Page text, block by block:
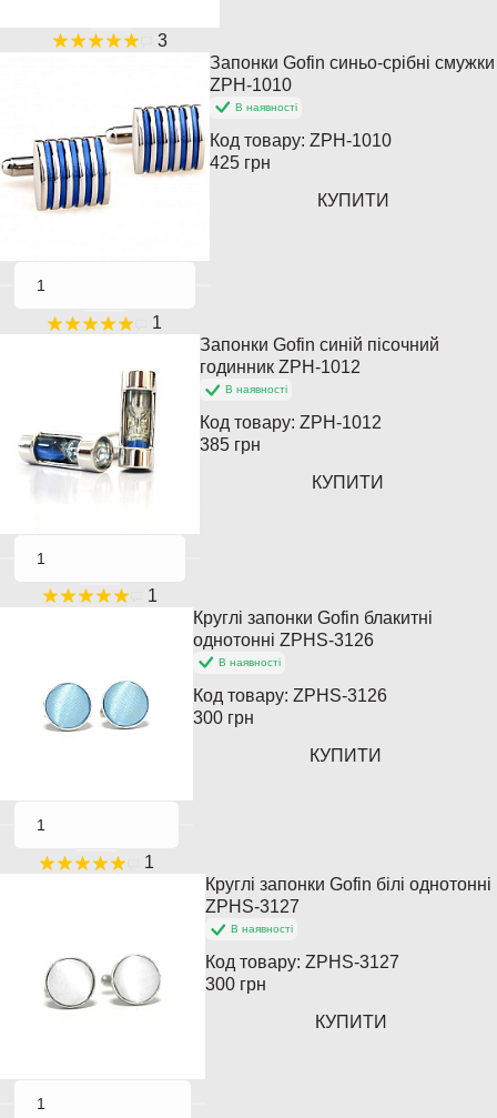
3
1
Запонки Gofin синьо-срібні смужки
ZPH-1010
В наявності
Код товару: ZPH-1010
425 грн
КУПИТИ
1
Запонки Gofin синій пісочний
годинник ZPH-1012
В наявності
Код товару: ZPH-1012
385 грн
КУПИТИ
1
Круглі запонки Gofin блакитні
однотонні ZPHS-3126
В наявності
Код товару:ZPHS-3126
300 грн
КУПИТИ
Круглі запонки Gofin білі однотонні
ZPHS-3127
В наявності
Код товару: ZPHS-3127
300 грн
КУПИТИ